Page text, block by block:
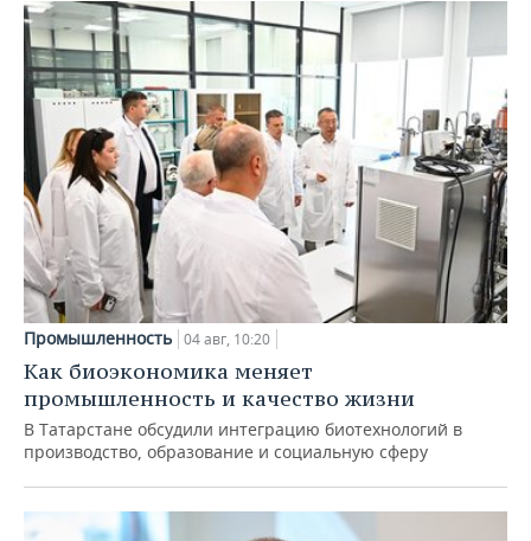
Промышленность 04 авг, 10:20
Как биоэкономика меняет
промышленность и качество жизни
В Татарстане обсудили интеграцию биотехнологий в
производство, образование и социальную сферу